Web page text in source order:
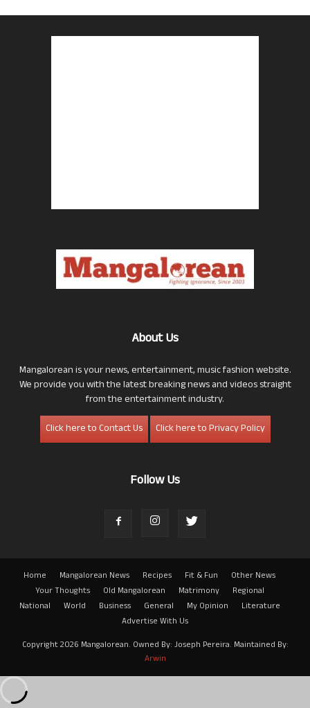
About Us
Mangalorean is your news, entertainment, music fashion website.
We provide you with the latest breaking news and videos straight
from the entertainment industry.
Click here to Contact Us
Click here to Privacy Policy
Follow Us
Home Mangalorean News Recipes Fit & Fun
Other News
Your Thoughts
Old Mangalorean Matrimony
Regional
National
World Business General My Opinion
Literature
Advertise With Us
Copyright 2026 Mangalorean. Owned By: Joseph Pereira. Maintained By:
Arwin